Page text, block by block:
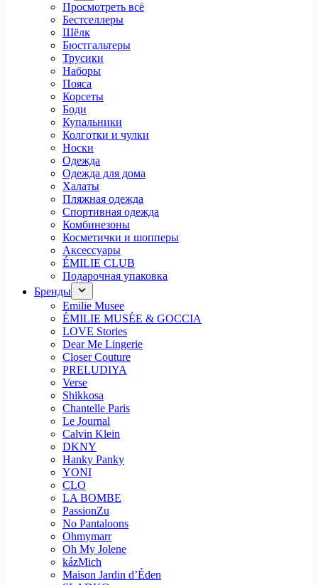
Просмотреть всё
Бестселлеры
Шёлк
Бюстгальтеры
Трусики
Наборы
Пояса
Корсеты
Боди
Купальники
Колготки и чулки
Носки
Одежда
Одежда для дома
Халаты
Пляжная одежда
Спортивная одежда
Комбинезоны
Косметички и шопперы
Аксессуары
ÉMILIE CLUB
Подарочная упаковка
Бренды
Emilie Musee
ÉMILIE MUSÉE & GOCCIA
LOVE Stories
Dear Me Lingerie
Closer Couture
PRELUDIYA
Verse
Shikkosa
Chantelle Paris
Le Journal
Calvin Klein
DKNY
Hanky Panky
YONI
CLO
LA BOMBE
PassionZu
No Pantaloons
Ohmymarr
Oh My Jolene
kázMich
Maison Jardin d’Éden